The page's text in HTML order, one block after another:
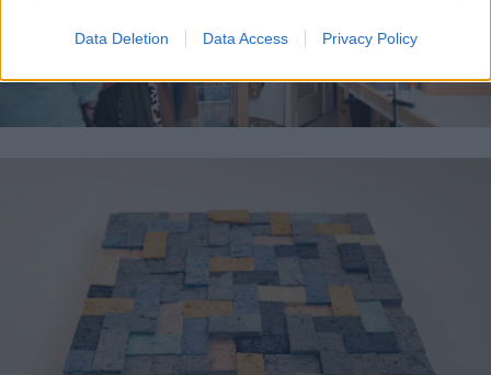
Data Deletion Data Access Privacy Policy